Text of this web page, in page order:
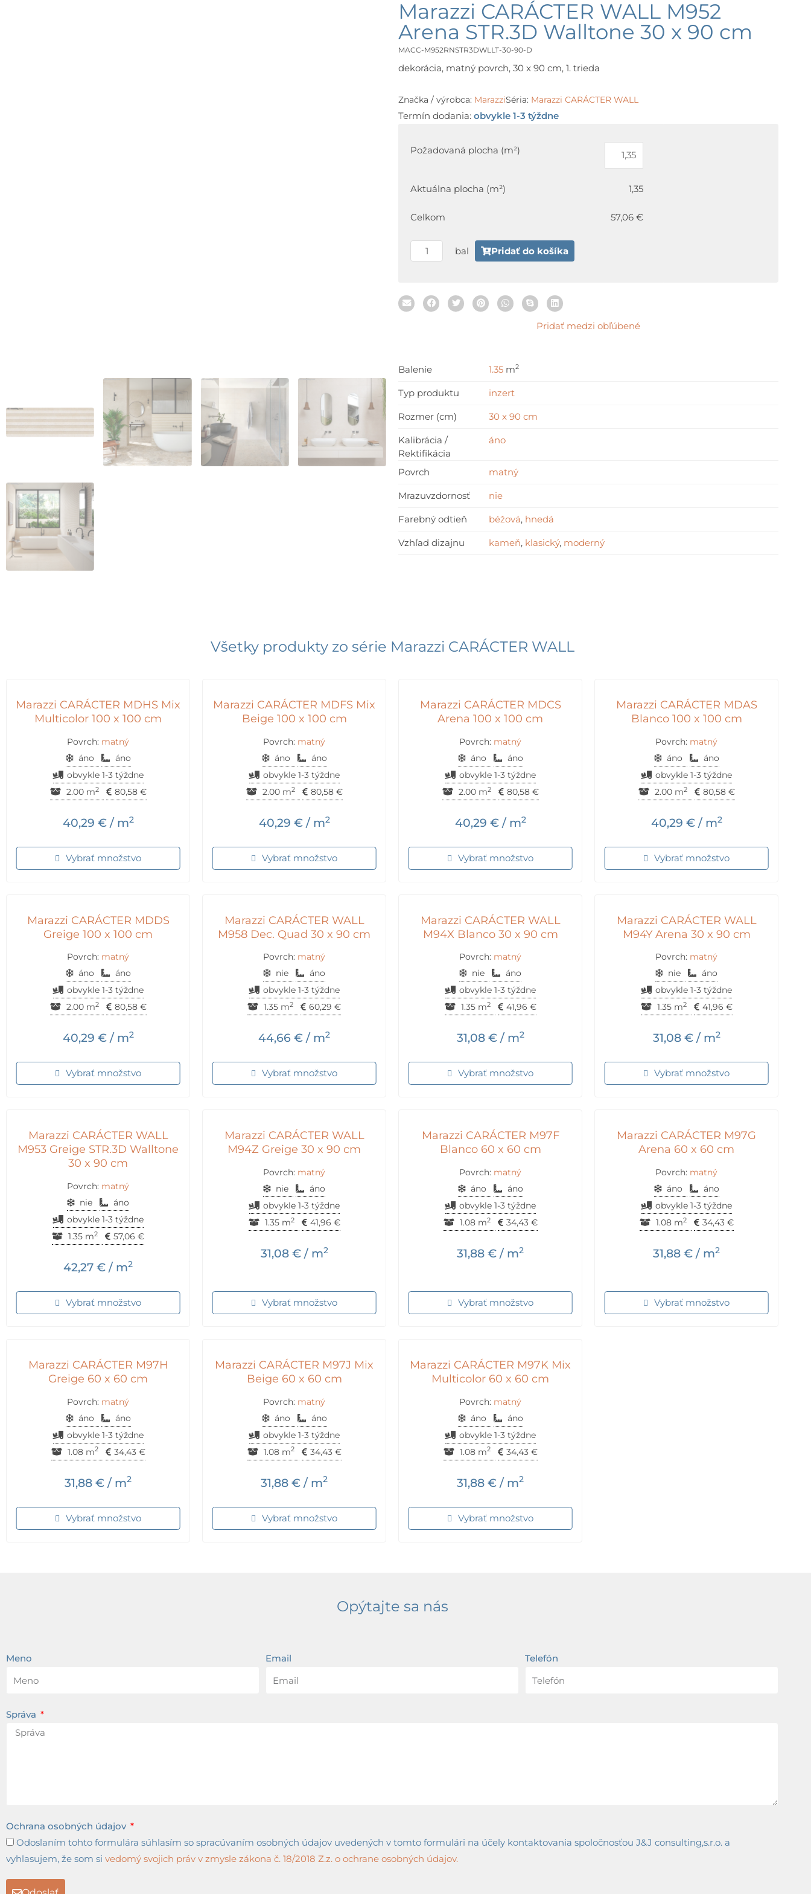
Marazzi CARÁCTER WALL M952
Arena STR.3D Walltone 30 x 90 cm
MACC-M952RNSTR3DWLLT-30-90-D
dekorácia, matný povrch, 30 x 90 cm, 1. trieda
Značka / výrobca: MarazziSéria: Marazzi CARÁCTER WALL
Termín dodania: obvykle 1-3 týždne
Požadovaná plocha (m²)
Aktuálna plocha (m²) 1,35
Celkom 57,06 €
Marazzi
Arena
Walltone
30
90
cm
bal Pridať do košíka
Pridať medzi obľúbené
Balenie 1.35 m2
Typ produktu inzert
Rozmer (cm) 30 x 90 cm
Kalibrácia /
Rektifikácia
áno
Povrch matný
Mrazuvzdornosť nie
Farebný odtieň béžová, hnedá
Vzhľad dizajnu kameň, klasický, moderný
Všetky produkty zo série Marazzi CARÁCTER WALL
Marazzi CARÁCTER MDHS Mix
Multicolor 100 x 100 cm
Povrch: matný
áno
áno
obvykle 1-3 týždne
2.00 m2 80,58 €
40,29 €/ m2
Vybrať množstvo
Marazzi CARÁCTER MDFS Mix
Beige 100 x 100 cm
Povrch: matný
áno
áno
obvykle 1-3 týždne
2.00 m2 80,58 €
40,29 €/ m2
Vybrať množstvo
Marazzi CARÁCTER MDCS
Arena 100 x 100 cm
Povrch: matný
áno
áno
obvykle 1-3 týždne
2.00 m2 80,58 €
40,29 €/ m2
Vybrať množstvo
Marazzi CARÁCTER MDAS
Blanco 100 x 100 cm
Povrch: matný
áno
áno
obvykle 1-3 týždne
2.00 m2 80,58 €
40,29 €/ m2
Vybrať množstvo
Marazzi CARÁCTER MDDS
Greige 100 x 100 cm
Povrch: matný
áno
áno
obvykle 1-3 týždne
2.00 m2 80,58 €
40,29 €/ m2
Vybrať množstvo
Marazzi CARÁCTER WALL
M958 Dec. Quad 30 x 90 cm
Povrch: matný
nie
áno
obvykle 1-3 týždne
1.35 m2 60,29 €
44,66 € / m2
Vybrať množstvo
Marazzi CARÁCTER WALL
M94X Blanco 30 x 90 cm
Povrch: matný
nie
áno
obvykle 1-3 týždne
1.35 m2 41,96 €
31,08 €/ m2
Vybrať množstvo
Marazzi CARÁCTER WALL
M94Y Arena 30 x 90 cm
Povrch: matný
nie
áno
obvykle 1-3 týždne
1.35 m2 41,96 €
31,08 €/ m2
Vybrať množstvo
Marazzi CARÁCTER WALL
M953 Greige STR.3D Walltone
30 x 90 cm
Povrch: matný
nie
áno
obvykle 1-3 týždne
1.35 m2 57,06 €
42,27 € / m2
Vybrať množstvo
Marazzi CARÁCTER WALL
M94Z Greige 30 x 90 cm
Povrch: matný
nie
áno
obvykle 1-3 týždne
1.35 m2 41,96 €
31,08 €/ m2
Vybrať množstvo
Marazzi CARÁCTER M97F
Blanco 60 x 60 cm
Povrch: matný
áno
áno
obvykle 1-3 týždne
1.08 m2 34,43 €
31,88 € / m2
Vybrať množstvo
Marazzi CARÁCTER M97G
Arena 60 x 60 cm
Povrch: matný
áno
áno
obvykle 1-3 týždne
1.08 m2 34,43 €
31,88 € / m2
Vybrať množstvo
Marazzi CARÁCTER M97H
Greige 60 x 60 cm
Povrch: matný
áno
áno
obvykle 1-3 týždne
1.08 m2 34,43 €
31,88 € / m2
Vybrať množstvo
Marazzi CARÁCTER M97J Mix
Beige 60 x 60 cm
Povrch: matný
áno
áno
obvykle 1-3 týždne
1.08 m2 34,43 €
31,88 € / m2
Vybrať množstvo
Marazzi CARÁCTER M97K Mix
Multicolor 60 x 60 cm
Povrch: matný
áno
áno
obvykle 1-3 týždne
1.08 m2 34,43 €
31,88 € / m2
Vybrať množstvo
Opýtajte sa nás
Meno Email Telefón
Správa
Ochrana osobných údajov
Odoslaním tohto formulára súhlasím so spracúvaním osobných údajov uvedených v tomto formulári na účely kontaktovania spoločnosťou J&J consulting,s.r.o. a
vyhlasujem, že som si vedomý svojich práv v zmysle zákona č. 18/2018 Z.z. o ochrane osobných údajov.